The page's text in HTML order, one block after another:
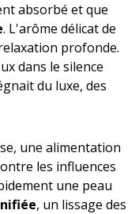
absorbé et que
. L'arôme délicat de
profonde.
dans le silence
du luxe, des
une alimentation
les influences
une peau
, un lissage des